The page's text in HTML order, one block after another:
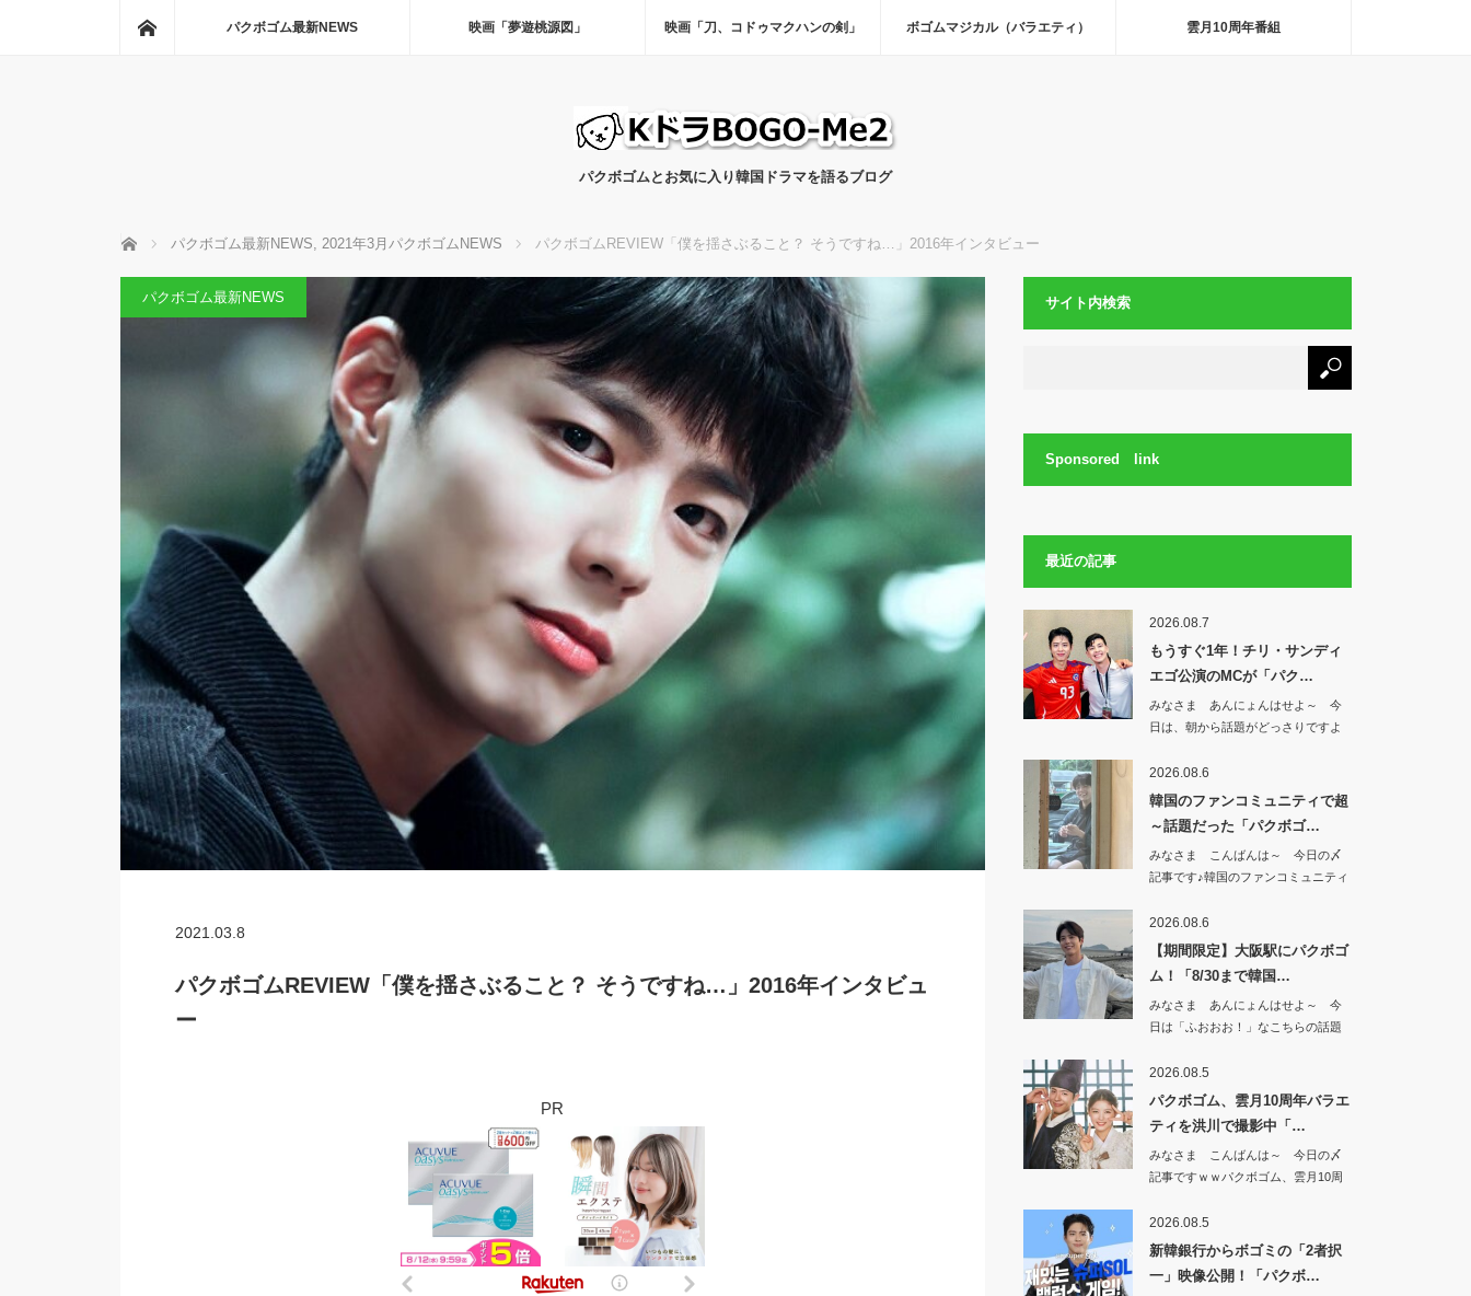
パクボゴム最新NEWS 映画「夢遊桃源図」 映画「刀、コドゥマクハンの剣」 ボゴムマジカル（バラエティ） 雲月10周年番組
パクボゴムとお気に入り韓国ドラマを語るブログ
ホーム パクボゴム最新NEWS, 2021年3月パクボゴムNEWS パクボゴムREVIEW「僕を揺さぶること？ そうですね…」2016年インタビュー
パクボゴム最新NEWS
2021.03.8
パクボゴムREVIEW「僕を揺さぶること？ そうですね…」2016年インタビュ
ー
PR
サイト内検索
Sponsored link
最近の記事
2026.08.7
もうすぐ1年！チリ・サンディ
エゴ公演のMCが「パク…
みなさま あんにょんはせよ～ 今
日は、朝から話題がどっさりですよ
2026.08.6
韓国のファンコミュニティで超
～話題だった「パクボゴ…
みなさま こんばんは～ 今日の〆
記事です♪韓国のファンコミュニティ
2026.08.6
【期間限定】大阪駅にパクボゴ
ム！「8/30まで韓国…
みなさま あんにょんはせよ～ 今
日は「ふおおお！」なこちらの話題
2026.08.5
パクボゴム、雲月10周年バラエ
ティを洪川で撮影中「…
みなさま こんばんは～ 今日の〆
記事ですｗｗパクボゴム、雲月10周
2026.08.5
新韓銀行からボゴミの「2者択
一」映像公開！「パクボ…